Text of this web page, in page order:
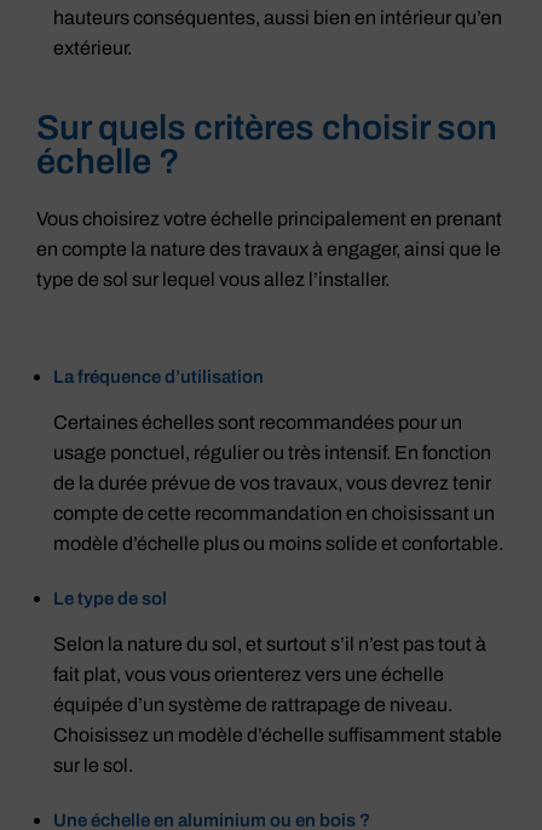
hauteurs conséquentes, aussi bien en intérieur qu’en
extérieur.
Sur quels critères choisir son
échelle ?
Vous choisirez votre échelle principalement en prenant
en compte la nature des travaux à engager, ainsi que le
type de sol sur lequel vous allez l’installer.
La fréquence d’utilisation
Certaines échelles sont recommandées pour un
usage ponctuel, régulier ou très intensif. En fonction
de la durée prévue de vos travaux, vous devrez tenir
compte de cette recommandation en choisissant un
modèle d’échelle plus ou moins solide et confortable.
Le type de sol
Selon la nature du sol, et surtout s’il n’est pas tout à
fait plat, vous vous orienterez vers une échelle
équipée d’un système de rattrapage de niveau.
Choisissez un modèle d’échelle suffisamment stable
sur le sol.
Une échelle en aluminium ou en bois ?